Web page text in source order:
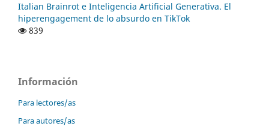
Italian Brainrot e Inteligencia Artificial Generativa. El
hiperengagement de lo absurdo en TikTok
839
Información
Para lectores/as
Para autores/as